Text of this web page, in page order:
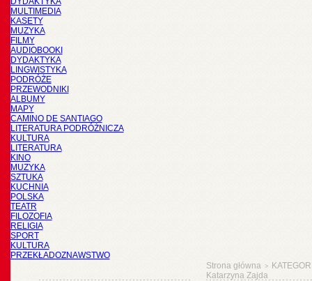
MULTIMEDIA
KASETY
MUZYKA
FILMY
AUDIOBOOKI
DYDAKTYKA
LINGWISTYKA
PODRÓŻE
PRZEWODNIKI
ALBUMY
MAPY
CAMINO DE SANTIAGO
LITERATURA PODRÓŻNICZA
KULTURA
LITERATURA
KINO
MUZYKA
SZTUKA
KUCHNIA
POLSKA
TEATR
FILOZOFIA
RELIGIA
SPORT
KULTURA
PRZEKŁADOZNAWSTWO
Strona główna >
Katarzyna Zajda